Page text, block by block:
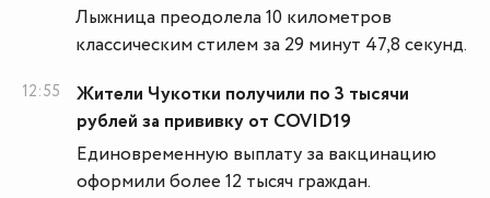
Лыжница преодолела 10 километров
классическим стилем за 29 минут 47,8 секунд.
12:55
Жители Чукотки получили по 3 тысячи
рублей за прививку от COVID19
Единовременную выплату за вакцинацию
оформили более 12 тысяч граждан.